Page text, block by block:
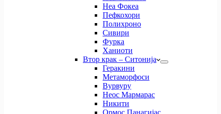
Неа Фокеа
Пефкохори
Полихроно
Сивири
Фурка
Ханиоти
Втор крак – Ситонија
Геракини
Метаморфоси
Вурвуру
Неос Мармарас
Никити
Ормос Панагијас